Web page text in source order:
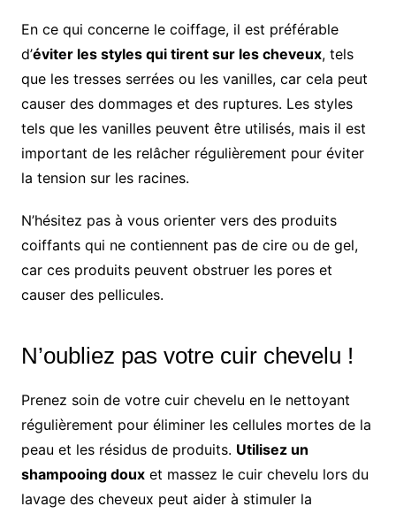
En ce qui concerne le coiffage, il est préférable
d’éviter les styles qui tirent sur les cheveux, tels
que les tresses serrées ou les vanilles, car cela peut
causer des dommages et des ruptures. Les styles
tels que les vanilles peuvent être utilisés, mais il est
important de les relâcher régulièrement pour éviter
la tension sur les racines.
N’hésitez pas à vous orienter vers des produits
coiffants qui ne contiennent pas de cire ou de gel,
car ces produits peuvent obstruer les pores et
causer des pellicules.
N’oubliez pas votre cuir chevelu !
Prenez soin de votre cuir chevelu en le nettoyant
régulièrement pour éliminer les cellules mortes de la
peau et les résidus de produits. Utilisez un
shampooing douxet massez le cuir chevelu lors du
lavage des cheveux peut aider à stimuler la